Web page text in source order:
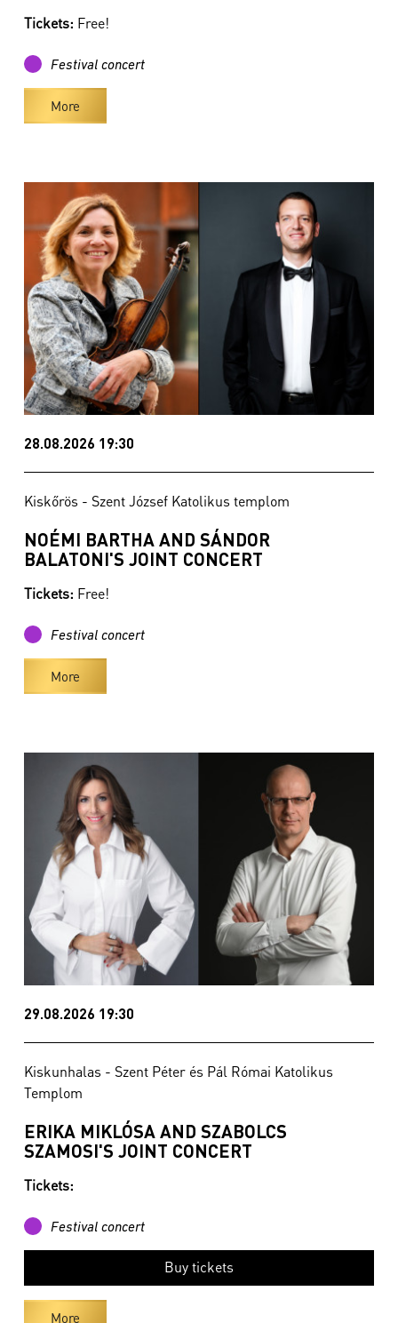
Tickets: Free!
Festival concert
More
28.08.2026 19:30
Kiskőrös - Szent József Katolikus templom
NOÉMI BARTHA AND SÁNDOR
BALATONI'S JOINT CONCERT
Tickets: Free!
Festival concert
More
29.08.2026 19:30
Kiskunhalas - Szent Péter és Pál Római Katolikus
Templom
ERIKA MIKLÓSA AND SZABOLCS
SZAMOSI'S JOINT CONCERT
Tickets:
Festival concert
Buy tickets
More